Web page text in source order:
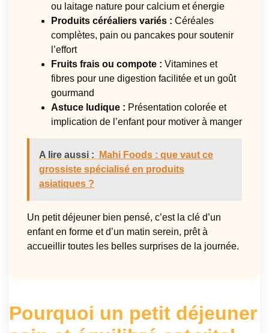
ou laitage nature pour calcium et énergie
Produits céréaliers variés : Céréales
complètes, pain ou pancakes pour soutenir
l’effort
Fruits frais ou compote : Vitamines et
fibres pour une digestion facilitée et un goût
gourmand
Astuce ludique : Présentation colorée et
implication de l’enfant pour motiver à manger
A lire aussi :
Mahi Foods : que vaut ce
grossiste spécialisé en produits
asiatiques ?
Un petit déjeuner bien pensé, c’est la clé d’un
enfant en forme et d’un matin serein, prêt à
accueillir toutes les belles surprises de la journée.
Pourquoi un petit déjeuner